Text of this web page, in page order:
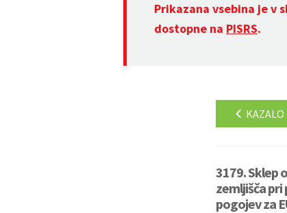
Prikazana vsebina je v
dostopne na PISRS.
KAZALO
3179. Sklep
zemljišča
pogojev za